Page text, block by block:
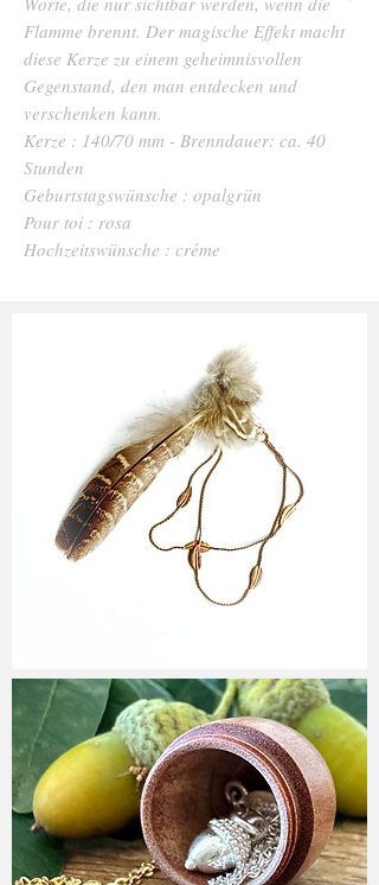
Flamme brennt. Der magische Effekt macht
diese Kerze zu einem geheimnisvollen
Gegenstand, den man entdecken und
verschenken kann.
Kerze : 140/70 mm - Brenndauer: ca. 40
Stunden
Geburtstagswünsche : opalgrün
Pour toi : rosa
Hochzeitswünsche : créme